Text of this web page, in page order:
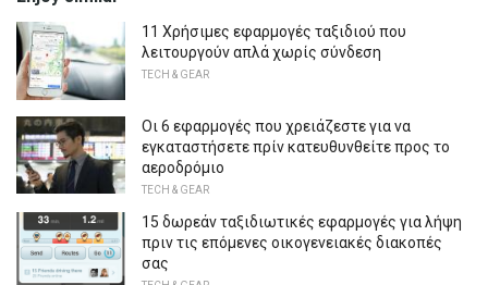
11 Χρήσιμες εφαρμογές ταξιδιού που
λειτουργούν απλά χωρίς σύνδεση
TECH & GEAR
Οι 6 εφαρμογές που χρειάζεστε για να
εγκαταστήσετε πρίν κατευθυνθείτε προς το
αεροδρόμιο
TECH & GEAR
15 δωρεάν ταξιδιωτικές εφαρμογές για λήψη
πριν τις επόμενες οικογενειακές διακοπές
σας